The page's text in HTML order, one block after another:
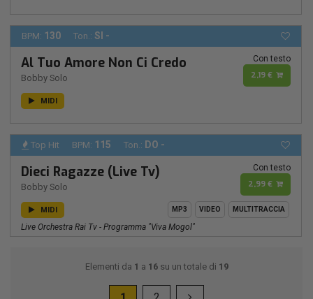
BPM: 130 Ton.: SI -
Al Tuo Amore Non Ci Credo
Bobby Solo
Con testo
2,19 €
MIDI
Top Hit BPM: 115 Ton.: DO -
Dieci Ragazze (Live Tv)
Bobby Solo
Con testo
2,99 €
MIDI MP3 VIDEO MULTITRACCIA
Live Orchestra Rai Tv - Programma "viva Mogol"
Elementi da 1 a 16su un totale di 19